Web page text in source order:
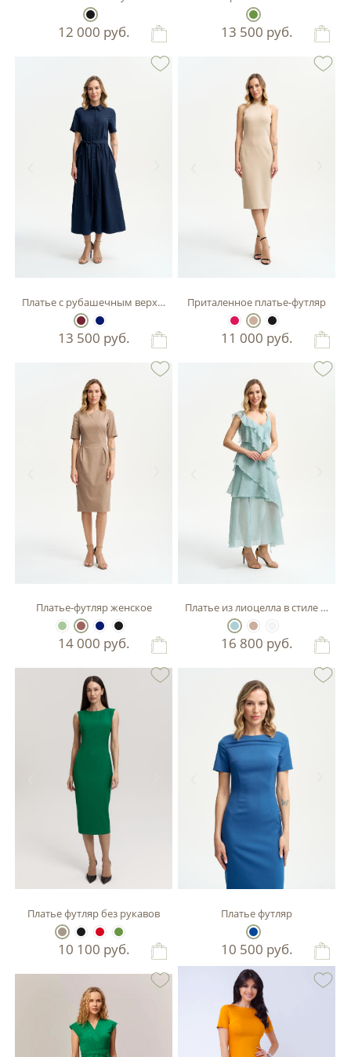
12 000 руб. 13 500 руб.
Платье с рубашечным верхом
13 500 руб.
Приталенное платье-футляр
11 000 руб.
Платье-футляр женское
14 000 руб.
Платье из лиоцелла в стиле бохо
16 800 руб.
Платье футляр без рукавов
10 100 руб.
Платье футляр
10 500 руб.